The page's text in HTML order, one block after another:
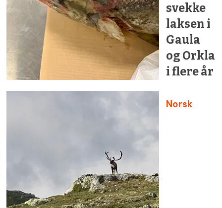
svekke
laksen i
Gaula
og Orkla
i flere år
Norsk